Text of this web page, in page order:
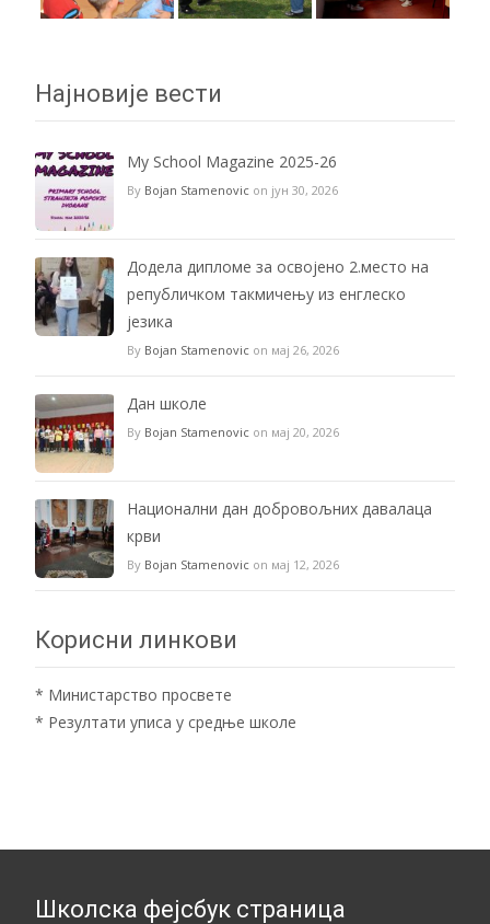
Најновије вести
My School Magazine 2025-26
By Bojan Stamenovic on јун 30, 2026
Додела дипломе за освојено 2.место на
републичком такмичењу из енглеско
језика
By Bojan Stamenovic on мај 26, 2026
Дан школе
By Bojan Stamenovic on мај 20, 2026
Национални дан добровољних давалаца
крви
By Bojan Stamenovic on мај 12, 2026
Корисни линкови
* Министарство просвете
* Резултати уписа у средње школе
Школска фејсбук страница